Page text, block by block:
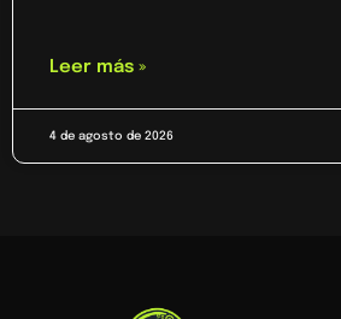
Leer más »
4 de agosto de 2026